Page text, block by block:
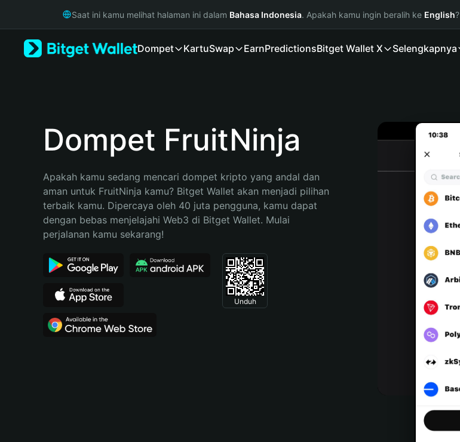
Русский
Bahasa Indonesia
Español (Argentina)
Saat ini kamu melihat halaman ini dalam Bahasa Indonesia. Apakah kamu ingin beralih ke English?
Dompet KartuSwap EarnPredictionsBitget Wallet X Selengkapnya
Dompet FruitNinja
Apakah kamu sedang mencari dompet kripto yang andal dan
aman untuk FruitNinja kamu? Bitget Wallet akan menjadi pilihan
terbaik kamu. Dipercaya oleh 40 juta pengguna, kamu dapat
dengan bebas menjelajahi Web3 di Bitget Wallet. Mulai
perjalanan kamu sekarang!
Unduh